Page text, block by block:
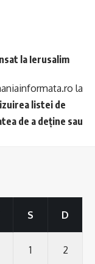
la Ierusalim
la
listei de
de a deține sau
S D
1 2